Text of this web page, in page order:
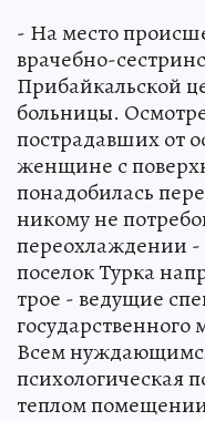
- На место
врачебно-
Прибайкальской
больницы.
пострадавших от
женщине с
понадобилась
никому не
переохлаждении -
поселок Турка
трое - ведущие
Всем
психологическая
теплом